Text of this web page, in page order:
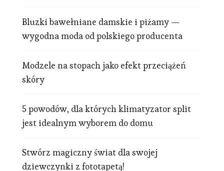
Bluzki bawełniane damskie i piżamy —
wygodna moda od polskiego producenta
Modzele na stopach jako efekt przeciążeń
skóry
5 powodów, dla których klimatyzator split
jest idealnym wyborem do domu
Stwórz magiczny świat dla swojej
dziewczynki z fototapetą!